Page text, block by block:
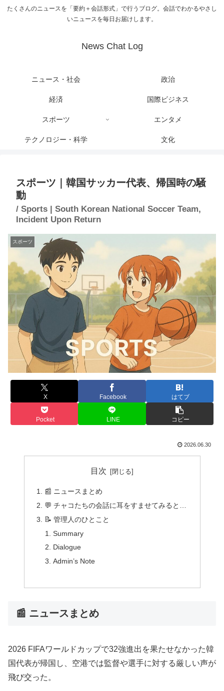
たくさんのニュースを「要約＋会話形式」で行うブログ。会話でわかるやさし
いニュースを毎日お届けします。
News Chat Log
ニュース・社会 政治
経済 国際ビジネス
スポーツ エンタメ
テクノロジー・科学 文化
スポーツ｜韓国サッカー代表、帰国時の騒
動
/ Sports | South Korean National Soccer Team,
Incident Upon Return
スポーツ
X Facebook はてブ
Pocket LINE コピー
2026.06.30
目次
📰 ニュースまとめ
💬 チャコたちの会話に耳をすませてみると…
📝 管理人のひとこと
Summary
Dialogue
Admin’s Note
📰 ニュースまとめ
2026 FIFAワールドカップで32強進出を果たせなかった韓
国代表が帰国し、空港では監督や選手に対する厳しい声が
飛び交った。